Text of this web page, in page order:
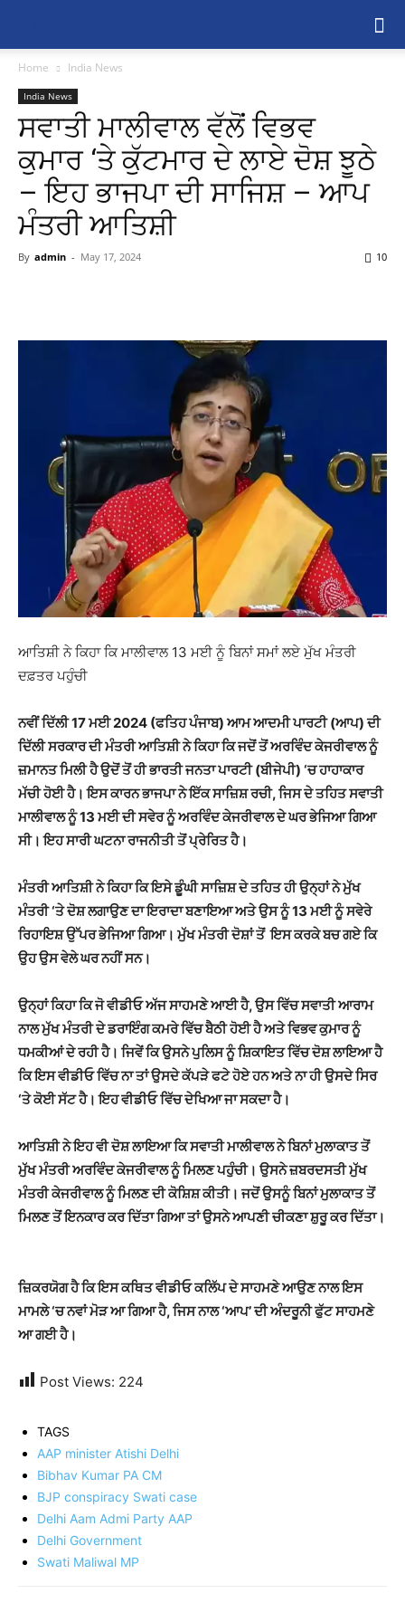
Home India News
India News
ਸਵਾਤੀ ਮਾਲੀਵਾਲ ਵੱਲੋਂ ਵਿਭਵ
ਕੁਮਾਰ ‘ਤੇ ਕੁੱਟਮਾਰ ਦੇ ਲਾਏ ਦੋਸ਼ ਝੂਠੇ
– ਇਹ ਭਾਜਪਾ ਦੀ ਸਾਜਿਸ਼ – ਆਪ
ਮੰਤਰੀ ਆਤਿਸ਼ੀ
By admin - May 17, 2024 10
ਆਤਿਸ਼ੀ ਨੇ ਕਿਹਾ ਕਿ ਮਾਲੀਵਾਲ 13 ਮਈ ਨੂੰ ਬਿਨਾਂ ਸਮਾਂ ਲਏ ਮੁੱਖ ਮੰਤਰੀ
ਦਫ਼ਤਰ ਪਹੁੰਚੀ
ਨਵੀਂਦਿੱਲੀ 17 ਮਈ 2024 (ਫਤਿਹ ਪੰਜਾਬ) ਆਮ ਆਦਮੀ ਪਾਰਟੀ (ਆਪ) ਦੀ
ਦਿੱਲੀ ਸਰਕਾਰ ਦੀ ਮੰਤਰੀ ਆਤਿਸ਼ੀ ਨੇ ਕਿਹਾ ਕਿ ਜਦੋਂ ਤੋਂ ਅਰਵਿੰਦ ਕੇਜਰੀਵਾਲ ਨੂੰ
ਜ਼ਮਾਨਤ ਮਿਲੀ ਹੈ ਉਦੋਂ ਤੋਂ ਹੀ ਭਾਰਤੀ ਜਨਤਾ ਪਾਰਟੀ (ਬੀਜੇਪੀ) ‘ਚ ਹਾਹਾਕਾਰ
ਮਚੀ ਹੋਈ ਹੈ। ਇਸ ਕਾਰਨ ਭਾਜਪਾ ਨੇ ਇੱਕ ਸਾਜ਼ਿਸ਼ ਰਚੀ, ਜਿਸ ਦੇ ਤਹਿਤ ਸਵਾਤੀ
ਮਾਲੀਵਾਲ ਨੂੰ 13 ਮਈ ਦੀ ਸਵੇਰ ਨੂੰ ਅਰਵਿੰਦ ਕੇਜਰੀਵਾਲ ਦੇ ਘਰ ਭੇਜਿਆ ਗਿਆ
ਸੀ।ਇਹਸਾਰੀ ਘਟਨਾ ਰਾਜਨੀਤੀ ਤੋਂ ਪ੍ਰੇਰਿਤ ਹੈ।
ਮੰਤਰੀਆਤਿਸ਼ੀ ਨੇ ਕਿਹਾ ਕਿਇਸੇਡੂੰਘੀਸਾਜ਼ਿਸ਼ ਦੇ ਤਹਿਤ ਹੀ ਉਨ੍ਹਾਂ ਨੇ ਮੁੱਖ
ਮੰਤਰੀ ‘ਤੇ ਦੋਸ਼ ਲਗਾਉਣ ਦਾ ਇਰਾਦਾ ਬਣਾਇਆਅਤੇ ਉਸ ਨੂੰ 13 ਮਈ ਨੂੰ ਸਵੇਰੇ
ਰਿਹਾਇਸ਼ ਉੱਪਰ ਭੇਜਿਆ ਗਿਆ।ਮੁੱਖ ਮੰਤਰੀਦੋਸ਼ਾਂ ਤੋਂ ਇਸ ਕਰਕੇ ਬਚ ਗਏ ਕਿ
ਉਹ ਉਸ ਵੇਲੇ ਘਰ ਨਹੀਂ ਸਨ।
ਉਨ੍ਹਾਂ ਕਿਹਾ ਕਿਜੋ ਵੀਡੀਓ ਅੱਜ ਸਾਹਮਣੇ ਆਈ ਹੈ, ਉਸ ਵਿੱਚ ਸਵਾਤੀ ਆਰਾਮ
ਨਾਲ ਮੁੱਖ ਮੰਤਰੀ ਦੇਡਰਾਇੰਗ ਕਮਰੇ ਵਿੱਚਬੈਠੀ ਹੋਈ ਹੈ ਅਤੇ ਵਿਭਵ ਕੁਮਾਰ ਨੂੰ
ਧਮਕੀਆਂਦੇ ਰਹੀ ਹੈ। ਜਿਵੇਂ ਕਿ ਉਸਨੇ ਪੁਲਿਸ ਨੂੰ ਸ਼ਿਕਾਇਤ ਵਿੱਚ ਦੋਸ਼ ਲਾਇਆ ਹੈ
ਕਿ ਇਸ ਵੀਡੀਓਵਿੱਚ ਨਾ ਤਾਂ ਉਸਦੇ ਕੱਪੜੇ ਫਟੇ ਹੋਏ ਹਨ ਅਤੇ ਨਾ ਹੀ ਉਸਦੇ ਸਿਰ
‘ਤੇ ਕੋਈ ਸੱਟ ਹੈ।ਇਹਵੀਡੀਓ ਵਿੱਚ ਦੇਖਿਆ ਜਾ ਸਕਦਾ ਹੈ।
ਆਤਿਸ਼ੀ ਨੇਇਹ ਵੀਦੋਸ਼ ਲਾਇਆ ਕਿ ਸਵਾਤੀ ਮਾਲੀਵਾਲ ਨੇ ਬਿਨਾਂ ਮੁਲਾਕਾਤ ਤੋਂ
ਮੁੱਖ ਮੰਤਰੀ ਅਰਵਿੰਦ ਕੇਜਰੀਵਾਲ ਨੂੰ ਮਿਲਣ ਪਹੁੰਚੀ। ਉਸਨੇ ਜ਼ਬਰਦਸਤੀ ਮੁੱਖ
ਮੰਤਰੀ ਕੇਜਰੀਵਾਲ ਨੂੰ ਮਿਲਣ ਦੀ ਕੋਸ਼ਿਸ਼ ਕੀਤੀ। ਜਦੋਂ ਉਸਨੂੰ ਬਿਨਾਂ ਮੁਲਾਕਾਤ ਤੋਂ
ਮਿਲਣਤੋਂਇਨਕਾਰ ਕਰ ਦਿੱਤਾ ਗਿਆ ਤਾਂ ਉਸਨੇ ਆਪਣੀ ਚੀਕਣਾ ਸ਼ੁਰੂ ਕਰ ਦਿੱਤਾ।
ਜ਼ਿਕਰਯੋਗ ਹੈ ਕਿ ਇਸਕਥਿਤ ਵੀਡੀਓ ਕਲਿੱਪ ਦੇ ਸਾਹਮਣੇ ਆਉਣ ਨਾਲ ਇਸ
ਮਾਮਲੇ ‘ਚ ਨਵਾਂ ਮੋੜ ਆ ਗਿਆ ਹੈ, ਜਿਸ ਨਾਲ ‘ਆਪ’ ਦੀ ਅੰਦਰੂਨੀ ਫੁੱਟ ਸਾਹਮਣੇ
ਆ ਗਈ ਹੈ।
Post Views: 224
TAGS
AAP minister Atishi Delhi
Bibhav Kumar PA CM
BJP conspiracy Swati case
Delhi Aam Admi Party AAP
Delhi Government
Swati Maliwal MP